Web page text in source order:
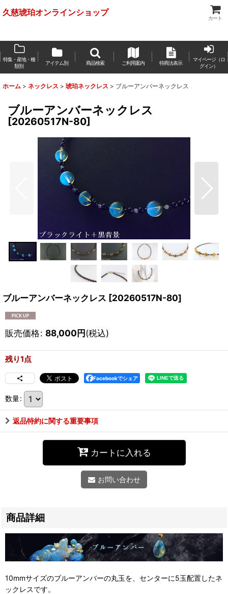
久慈琥珀オンラインショップ
カート
特集・産地・種
類別
アイテム別 商品検索 ご利用案内 特商法表示
マイページ（ロ
グイン）
ホーム > ネックレス > 琥珀ネックレス > ブルーアンバーネックレス
ブルーアンバーネックレス
[20260517N-80]
ブルーアンバーネックレス [20260517N-80]
販売価格: 88,000円(税込)
残り1点
Facebookでシェア
数量:
返品特約に関する重要事項
カートに入れる
お問い合わせ
商品詳細
10mmサイズのブルーアンバーの丸玉を、センターに5玉配置したネ
ックレスです。